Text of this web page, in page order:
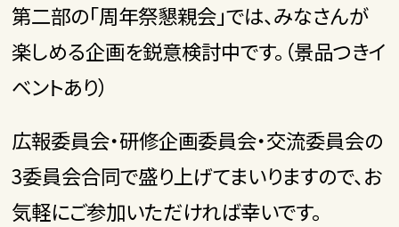
第二部の「周年祭懇親会」では、みなさんが
楽しめる企画を鋭意検討中です。（景品つきイ
ベントあり）
広報委員会・研修企画委員会・交流委員会の
3委員会合同で盛り上げてまいりますので、お
気軽にご参加いただければ幸いです。